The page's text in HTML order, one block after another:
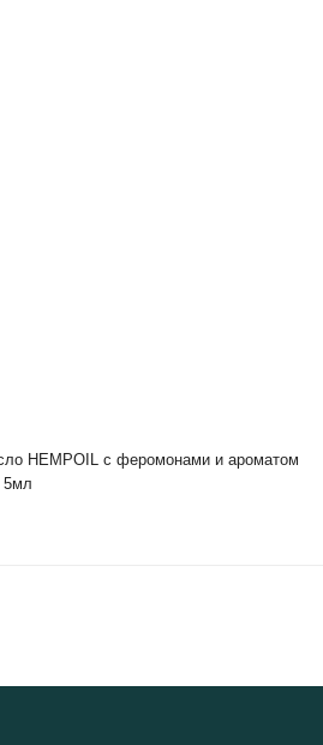
HEMPOIL с феромонами и ароматом
5мл